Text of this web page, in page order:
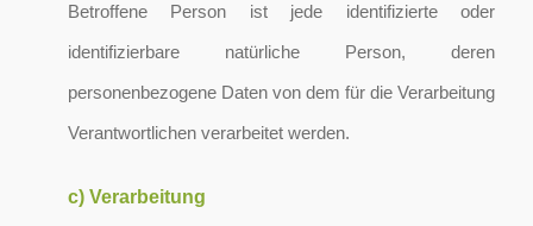
Betroffene Person ist jede identifizierte oder
identifizierbare natürliche Person, deren
personenbezogene Daten von dem für die Verarbeitung
Verantwortlichen verarbeitet werden.
c) Verarbeitung